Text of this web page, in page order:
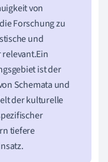
von
Forschung zu
und
ist der
Schemata und
der kulturelle
tiefere